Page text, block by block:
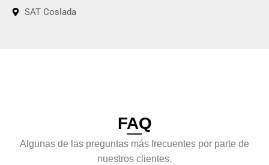
SAT Coslada
FAQ
Algunas de las preguntas más frecuentes por parte de
nuestros clientes.